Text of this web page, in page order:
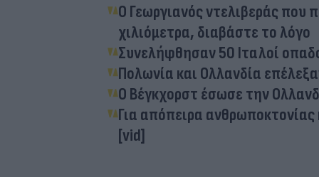
Ο Γεωργιανός ντελιβεράς που
χιλιόμετρα, διαβάστε το λόγο
Συνελήφθησαν 50 Ιταλοί
Πολωνία και Ολλανδία
Ο Βέγκχορστ έσωσε την
Για απόπειρα
[vid]